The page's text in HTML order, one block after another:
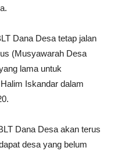
Dana Desa tetap jalan
(Musyawarah Desa
lama untuk
Iskandar dalam
Dana Desa akan terus
desa yang belum